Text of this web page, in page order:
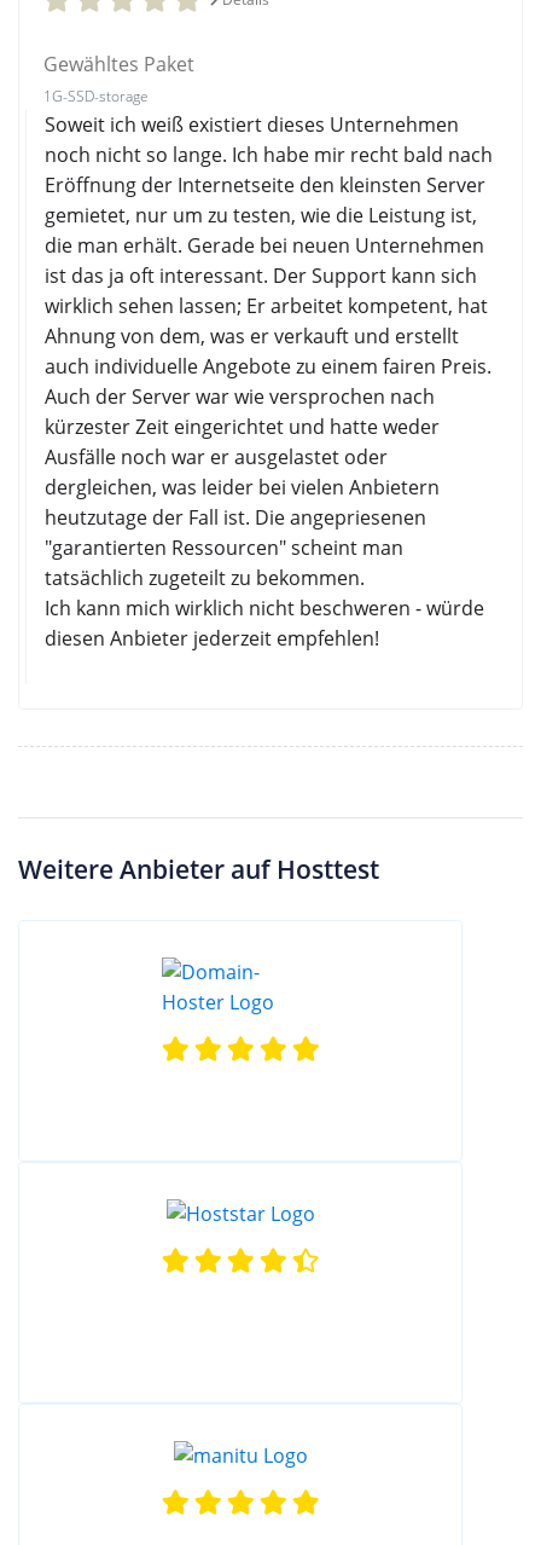
Gewähltes Paket
1G-SSD-storage
Soweit ich weiß existiert dieses Unternehmen
noch nicht so lange. Ich habe mir recht bald nach
Eröffnung der Internetseite den kleinsten Server
gemietet, nur um zu testen, wie die Leistung ist,
die man erhält. Gerade bei neuen Unternehmen
ist das ja oft interessant. Der Support kann sich
wirklich sehen lassen; Er arbeitet kompetent, hat
Ahnung von dem, was er verkauft und erstellt
auch individuelle Angebote zu einem fairen Preis.
Auch der Server war wie versprochen nach
kürzester Zeit eingerichtet und hatte weder
Ausfälle noch war er ausgelastet oder
dergleichen, was leider bei vielen Anbietern
heutzutage der Fall ist. Die angepriesenen
"garantierten Ressourcen" scheint man
tatsächlich zugeteilt zu bekommen.
Ich kann mich wirklich nicht beschweren - würde
diesen Anbieter jederzeit empfehlen!
Weitere Anbieter auf Hosttest